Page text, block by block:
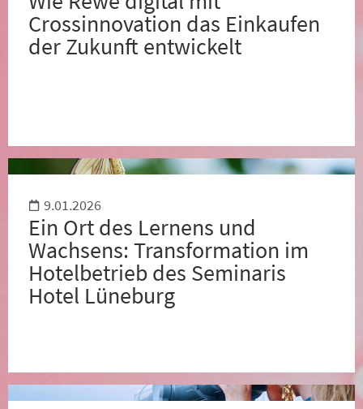
Crossinnovation das Einkaufen
der Zukunft entwickelt
9.01.2026
Ein Ort des Lernens und
Wachsens: Transformation im
Hotelbetrieb des Seminaris
Hotel Lüneburg